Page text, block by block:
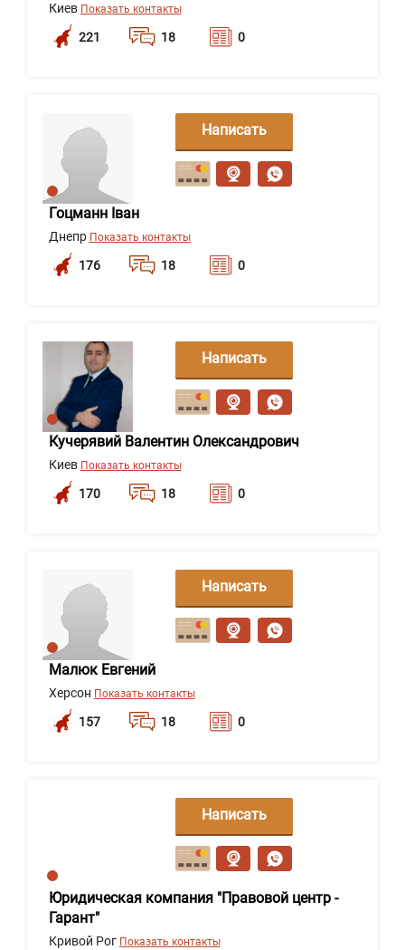
Киев Показать контакты
221 18 0
Гоцманн Іван
Днепр Показать контакты
176 18 0
Написать
сообщение
Кучерявий Валентин Олександрович
Киев Показать контакты
170 18 0
Написать
сообщение
Малюк Евгений
Херсон Показать контакты
157 18 0
Написать
сообщение
Юридическая компания "Правовой центр -
Гарант"
Кривой Рог Показать контакты
Написать
сообщение